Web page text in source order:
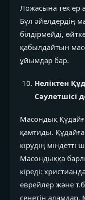
Ложасына тек ер
Бұл әйелдердің
білдірмейді,
қабылдайтын
ұйымдар бар.
Неліктен
Сәулетшісі
Масондық
қамтиды.
кірудің
Масондыққа
кіреді:
еврейлер және
сенетін